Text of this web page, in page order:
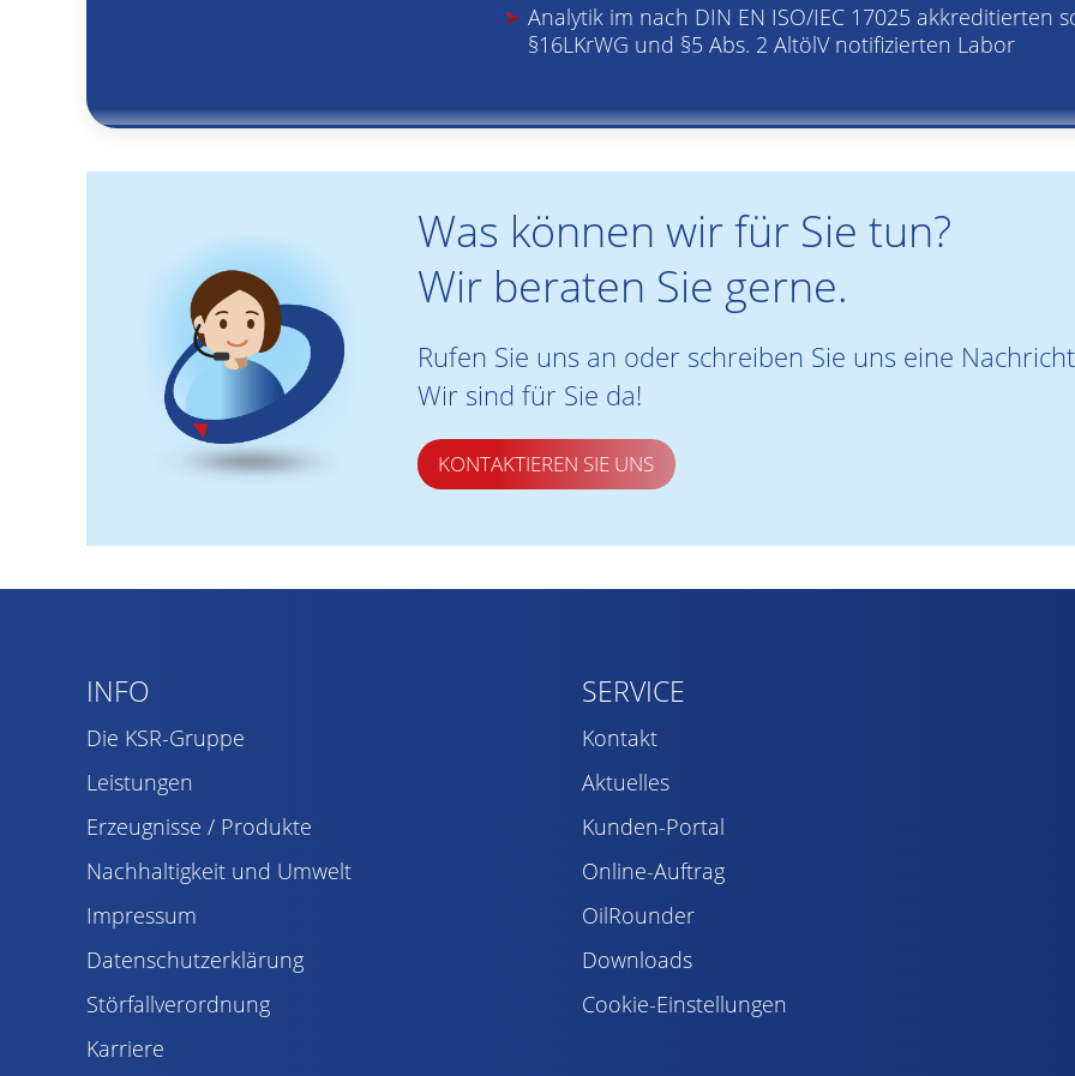
Analytik im nach DIN EN ISO/IEC 17025 akkreditierten
§16LKrWG und §5 Abs. 2 AltölV notifizierten Labor
Was können wir für Sie tun?
Wir beraten Sie gerne.
Rufen Sie uns an oder schreiben Sie uns eine
Wir sind für Sie da!
KONTAKTIEREN SIE UNS
INFO
Die KSR-Gruppe
Leistungen
Erzeugnisse / Produkte
Nachhaltigkeit und Umwelt
Impressum
Datenschutzerklärung
Störfallverordnung
Karriere
SERVICE
Kontakt
Aktuelles
Kunden-Portal
Online-Auftrag
OilRounder
Downloads
Cookie-Einstellungen